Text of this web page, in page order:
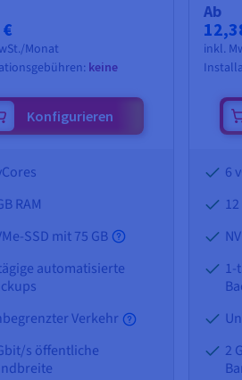
Monat
keine
Konfigurieren
RAM
SSD mit 75 GB
automatisierte
Verkehr
s öffentliche
Ab
inkl.
6
1-
2